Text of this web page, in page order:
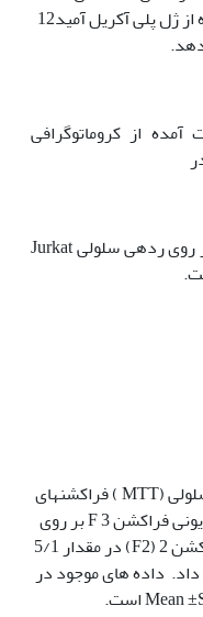
ازکروماتوگرافی تعویض یونی با استفاده از ژل پلی آکریل آمید12
فراکشن‫های به‫دست آمده از کروماتوگرافی
مقدار 5/1 میکروگرم بیشترین اثر را بر روی رده‫ی سلولی Jurkat
شکل6 :نتایج تست بررسی اثر سمیت سلولی (MTT ) فراکشن‫های
به‫دست آمده از کروماتوگرافی تعویض یونی فراکشن 3 F بر روی
سلول‫های سرطانی رده Jurkat E6.1 . فراکشن 2 (F2) در مقدار 5/1
داده های موجود در